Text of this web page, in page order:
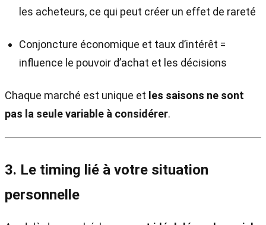
les acheteurs, ce qui peut créer un effet de rareté
Conjoncture économique et taux d’intérêt =
influence le pouvoir d’achat et les décisions
Chaque marché est unique et les saisons ne sont
pas la seule variable à considérer.
3. Le timing lié à votre situation
personnelle